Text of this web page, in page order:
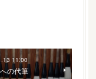
11:00
の代筆